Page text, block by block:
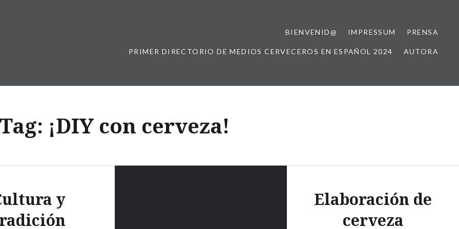
BIENVENID@ IMPRESSUM PRENSA
PRIMER DIRECTORIO DE MEDIOS CERVECEROS EN ESPAÑOL 2024 AUTORA
Tag: ¡DIY con cerveza!
y
Elaboración de
cerveza